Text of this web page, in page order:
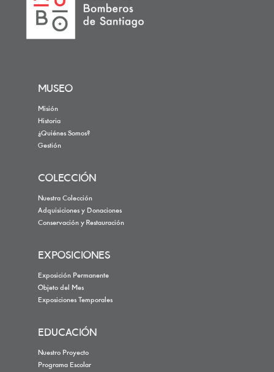
MUSEO
Misión
Historia
¿Quiénes Somos?
Gestión
COLECCIÓN
Nuestra Colección
Adquisiciones y Donaciones
Conservación y Restauración
EXPOSICIONES
Exposición Permanente
Objeto del Mes
Exposiciones Temporales
EDUCACIÓN
Nuestro Proyecto
Programa Escolar